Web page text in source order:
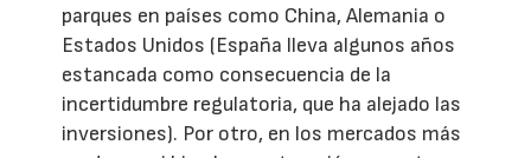
parques en países como China, Alemania o
Estados Unidos (España lleva algunos años
estancada como consecuencia de la
incertidumbre regulatoria, que ha alejado las
inversiones). Por otro, en los mercados más